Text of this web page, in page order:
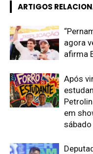
ARTIGOS
agora
afirma
Após
em